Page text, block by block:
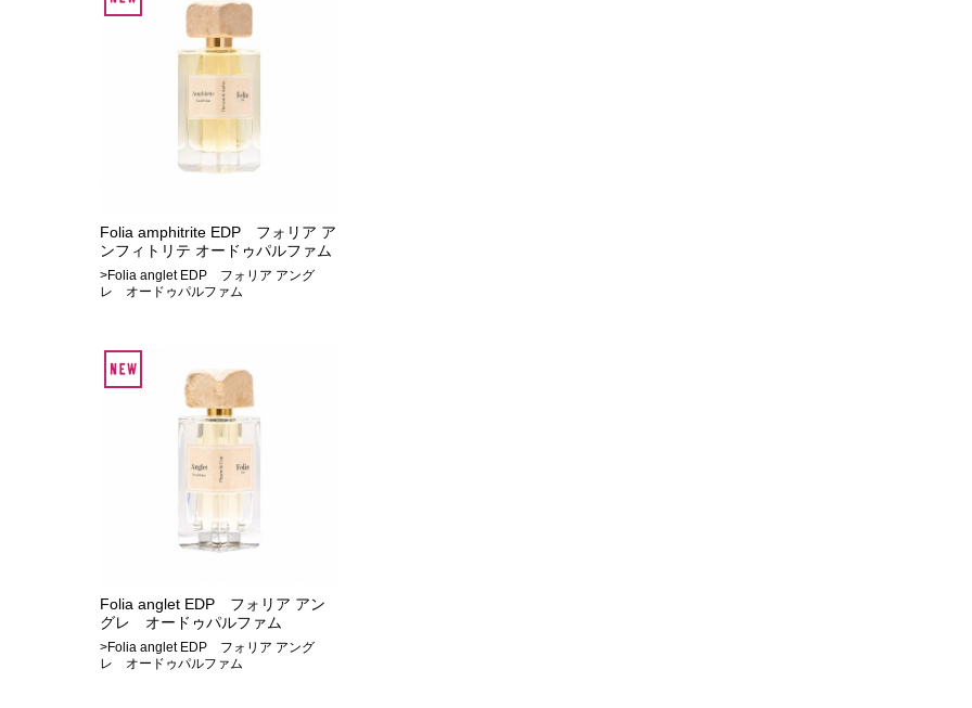
Folia amphitrite EDP フォリア ア
ンフィトリテ オードゥパルファム
>Folia anglet EDP フォリア アング
レ オードゥパルファム
Folia anglet EDP フォリア アン
グレ オードゥパルファム
>Folia anglet EDP フォリア アング
レ オードゥパルファム